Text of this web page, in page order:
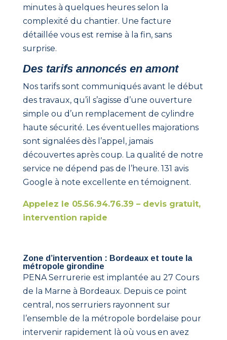
minutes à quelques heures selon la
complexité du chantier. Une facture
détaillée vous est remise à la fin, sans
surprise.
Des tarifs annoncés en amont
Nos tarifs sont communiqués avant le début
des travaux, qu’il s’agisse d’une ouverture
simple ou d’un remplacement de cylindre
haute sécurité. Les éventuelles majorations
sont signalées dès l’appel, jamais
découvertes après coup. La qualité de notre
service ne dépend pas de l’heure. 131 avis
Google à note excellente en témoignent.
Appelez le 05.56.94.76.39 – devis gratuit,
intervention rapide
Zone d’intervention : Bordeaux et toute la
métropole girondine
PENA Serrurerie est implantée au 27 Cours
de la Marne à Bordeaux. Depuis ce point
central, nos serruriers rayonnent sur
l’ensemble de la métropole bordelaise pour
intervenir rapidement là où vous en avez